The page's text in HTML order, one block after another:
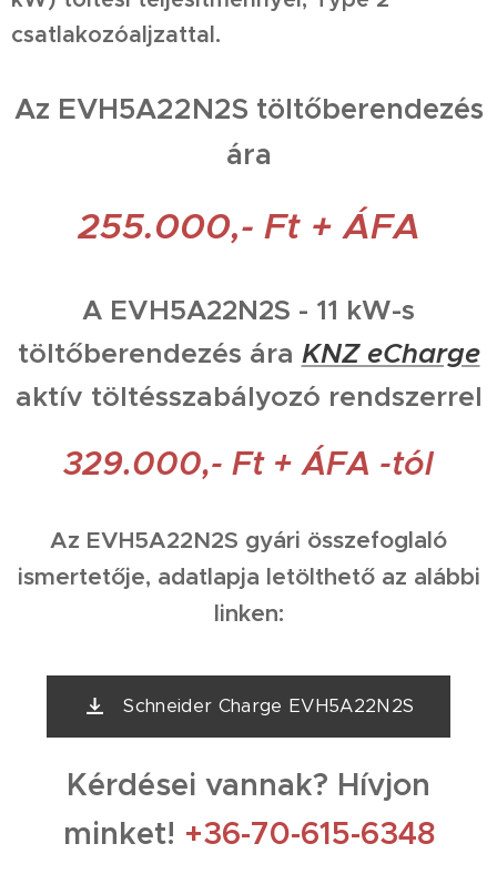
csatlakozóaljzattal.
Az EVH5A22N2S töltőberendezés
ára
255.000,- Ft + ÁFA
A EVH5A22N2S - 11 kW-s
töltőberendezés ára KNZ eCharge
aktív töltésszabályozó rendszerrel
329.000,- Ft + ÁFA -tól
Az EVH5A22N2S gyári összefoglaló
ismertetője, adatlapja letölthető az alábbi
linken:
Schneider Charge EVH5A22N2S
Kérdései vannak? Hívjon
minket! +36-70-615-6348